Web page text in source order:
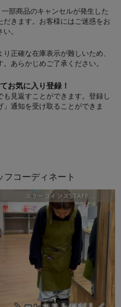
部商品のキャンセルが発生した
きます。お客様にはご迷惑をお
。
正確な在庫表示が難しいため、
あらかじめご了承ください。
お気に入り登録！
見返すことができます。登録し
通知を受け取ることができま
コーディネート